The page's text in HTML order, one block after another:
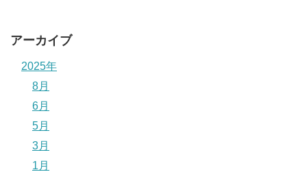
アーカイブ
2025年
8月
6月
5月
3月
1月